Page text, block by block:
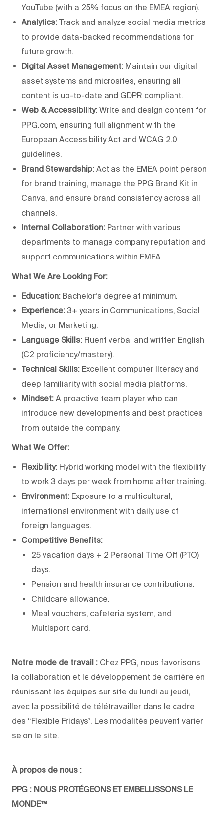
YouTube (with a 25% focus on the EMEA region).
Analytics: Track and analyze social media metrics
to provide data-backed recommendations for
future growth.
Digital Asset Management: Maintain our digital
asset systems and microsites, ensuring all
content is up-to-date and GDPR compliant.
Web & Accessibility: Write and design content for
PPG.com, ensuring full alignment with the
European Accessibility Act and WCAG 2.0
guidelines.
Brand Stewardship: Act as the EMEA point person
for brand training, manage the PPG Brand Kit in
Canva, and ensure brand consistency across all
channels.
Internal Collaboration: Partner with various
departments to manage company reputation and
support communications within EMEA.
What We Are Looking For:
Education: Bachelor’s degree at minimum.
Experience: 3+ years in Communications, Social
Media, or Marketing.
Language Skills: Fluent verbal and written English
(C2 proficiency/mastery).
Technical Skills: Excellent computer literacy and
deep familiarity with social media platforms.
Mindset: A proactive team player who can
introduce new developments and best practices
from outside the company.
What We Offer:
Flexibility: Hybrid working model with the flexibility
to work 3 days per week from home after training.
Environment: Exposure to a multicultural,
international environment with daily use of
foreign languages.
Competitive Benefits:
25 vacation days + 2 Personal Time Off (PTO)
days.
Pension and health insurance contributions.
Childcare allowance.
Meal vouchers, cafeteria system, and
Multisport card.
Notre mode de travail : Chez PPG, nous favorisons
la collaboration et le développement de carrière en
réunissant les équipes sur site du lundi au jeudi,
avec la possibilité de télétravailler dans le cadre
des “Flexible Fridays”. Les modalités peuvent varier
selon le site.
À propos de nous :
PPG : NOUS PROTÉGEONS ET EMBELLISSONS LE
MONDE™